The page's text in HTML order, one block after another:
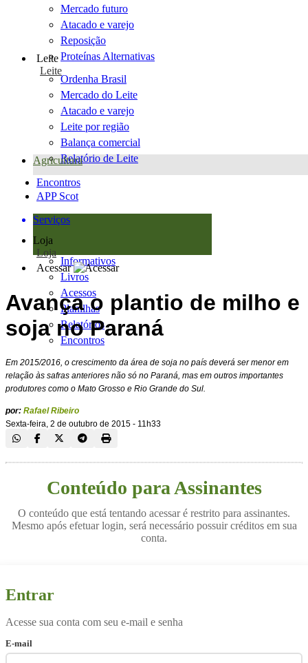
Mercado futuro
Atacado e varejo
Reposição
Proteínas Alternativas
Leite
Leite
Ordenha Brasil
Mercado do Leite
Atacado e varejo
Leite por região
Balança comercial
Relatório de Leite
Agricultura
Encontros
APP Scot
Serviços
Loja
Loja
Informativos
Livros
Acessos
Planilhas
Relatórios
Encontros
Acessar
Avança o plantio de milho e
soja no Paraná
Em 2015/2016, o crescimento da área de soja no país deverá ser menor em
relação às safras anteriores não só no Paraná, mas em outros importantes
produtores como o Mato Grosso e Rio Grande do Sul.
por: Rafael Ribeiro
Sexta-feira, 2 de outubro de 2015 - 11h33
Conteúdo para Assinantes
O conteúdo que está tentando acessar é restrito para assinantes.
Mesmo após efetuar login, será necessário possuir créditos em sua
conta.
Entrar
Acesse sua conta com seu e-mail e senha
E-mail